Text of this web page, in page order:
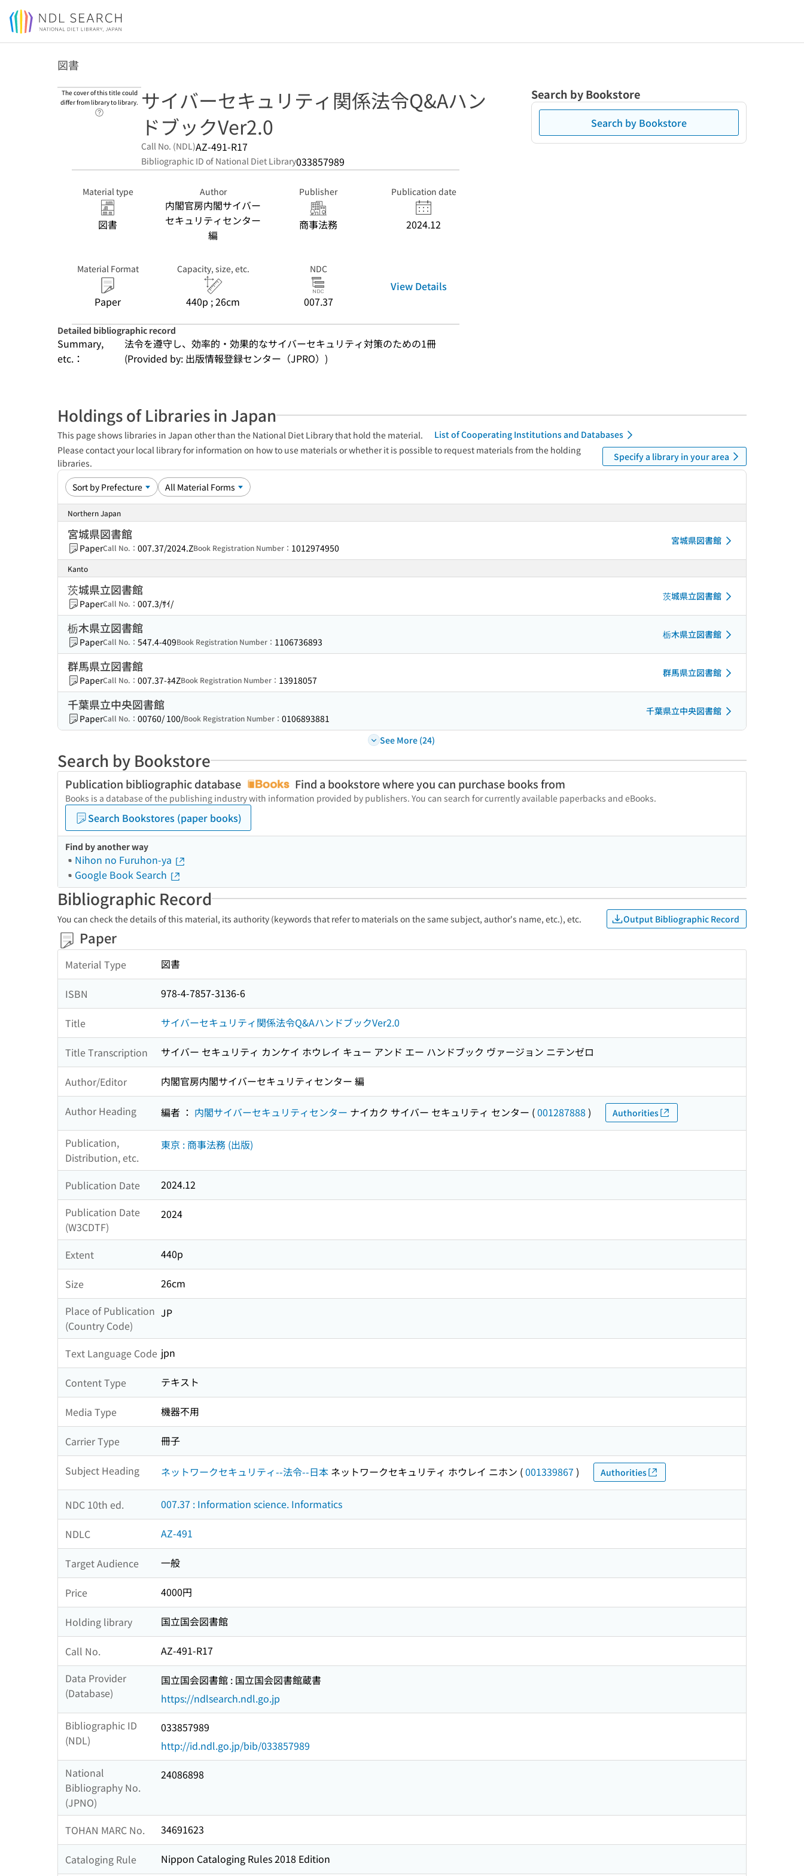
Jump to main content
図書
The cover of this title could
differ from library to library.
Link to Help Page
サイバーセキュリティ関係法令Q&Aハン
ドブックVer2.0
Call No. (NDL)AZ-491-R17
Bibliographic ID of National Diet Library033857989
Material type
図書
Author
内閣官房内閣サイバー
セキュリティセンター
編
Publisher
商事法務
Publication date
2024.12
Material Format
Paper
Capacity, size, etc.
440p ; 26cm
NDC
007.37
View Details
Detailed bibliographic record
Summary,
etc.：
法令を遵守し、効率的・効果的なサイバーセキュリティ対策のための1冊
(Provided by: 出版情報登録センター（JPRO）)
Search by Bookstore
Search by Bookstore
Holdings of Libraries in Japan
This page shows libraries in Japan other than the National Diet Library that hold the material.
List of Cooperating Institutions and Databases
Please contact your local library for information on how to use materials or whether it is possible to request materials from the holding
libraries.
Specify a library in your area
Northern Japan
宮城県図書館
PaperCall No.： 007.37/2024.ZBook Registration Number： 1012974950
宮城県図書館
Kanto
茨城県立図書館
PaperCall No.： 007.3/ｻｲ/
茨城県立図書館
栃木県立図書館
PaperCall No.： 547.4-409Book Registration Number： 1106736893
栃木県立図書館
群馬県立図書館
PaperCall No.： 007.37-ﾈ4ZBook Registration Number： 13918057
群馬県立図書館
千葉県立中央図書館
PaperCall No.： 00760/ 100/Book Registration Number： 0106893881
千葉県立中央図書館
See More (24)
Search by Bookstore
Publication bibliographic database Find a bookstore where you can purchase books from
Books is a database of the publishing industry with information provided by publishers. You can search for currently available paperbacks and eBooks.
Search Bookstores (paper books)
Find by another way
Nihon no Furuhon-ya
Google Book Search
Bibliographic Record
You can check the details of this material, its authority (keywords that refer to materials on the same subject, author's name, etc.), etc. Output Bibliographic Record
Paper
Material Type 図書
ISBN 978-4-7857-3136-6
Title サイバーセキュリティ関係法令Q&AハンドブックVer2.0
Title Transcription サイバー セキュリティ カンケイ ホウレイ キュー アンド エー ハンドブック ヴァージョン ニテンゼロ
Author/Editor 内閣官房内閣サイバーセキュリティセンター 編
Author Heading 編者 ： 内閣サイバーセキュリティセンター ナイカク サイバー セキュリティ センター (001287888 ) Authorities
Publication,
Distribution, etc.
東京 : 商事法務 (出版)
Publication Date
2024.12
Publication Date
(W3CDTF)
2024
Extent 440p
Size
26cm
Place of Publication
(Country Code)
JP
Text Language Code jpn
Content Type テキスト
Media Type 機器不用
Carrier Type 冊子
Subject Heading ネットワークセキュリティ--法令--日本 ネットワークセキュリティ ホウレイ ニホン (001339867 ) Authorities
NDC 10th ed. 007.37 : Information science. Informatics
NDLC AZ-491
Target Audience 一般
Price 4000円
Holding library 国立国会図書館
Call No.
AZ-491-R17
Data Provider
(Database)
国立国会図書館 : 国立国会図書館蔵書
https://ndlsearch.ndl.go.jp
Bibliographic ID
(NDL)
033857989
http://id.ndl.go.jp/bib/033857989
National
Bibliography No.
(JPNO)
24086898
TOHAN MARC No. 34691623
Cataloging Rule Nippon Cataloging Rules 2018 Edition